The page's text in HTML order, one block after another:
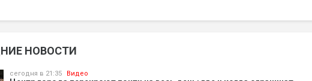
НОВОСТИ
сегодня в 21:35 Видео